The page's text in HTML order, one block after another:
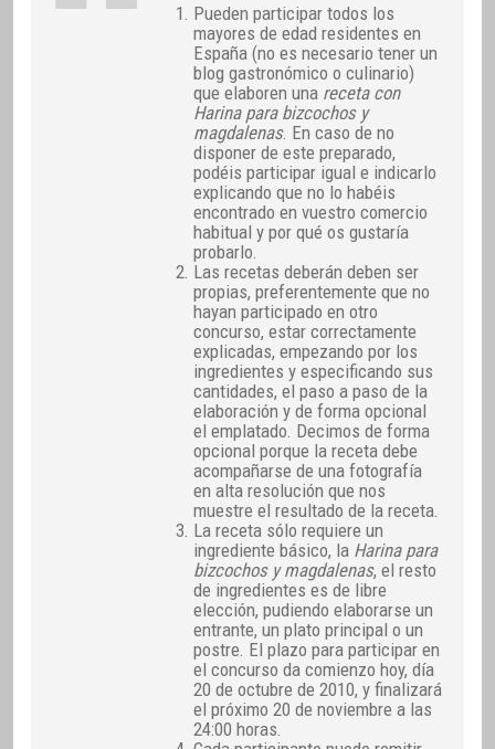
Pueden participar todos los
mayores de edad residentes en
España (no es necesario tener un
blog gastronómico o culinario)
que elaboren una receta con
Harina para bizcochos y
magdalenas. En caso de no
disponer de este preparado,
podéis participar igual e indicarlo
explicando que no lo habéis
encontrado en vuestro comercio
habitual y por qué os gustaría
probarlo.
Las recetas deberán deben ser
propias, preferentemente que no
hayan participado en otro
concurso, estar correctamente
explicadas, empezando por los
ingredientes y especificando sus
cantidades, el paso a paso de la
elaboración y de forma opcional
el emplatado. Decimos de forma
opcional porque la receta debe
acompañarse de una fotografía
en alta resolución que nos
muestre el resultado de la receta.
La receta sólo requiere un
ingrediente básico, la Harina para
bizcochos y magdalenas, el resto
de ingredientes es de libre
elección, pudiendo elaborarse un
entrante, un plato principal o un
postre. El plazo para participar en
el concurso da comienzo hoy, día
20 de octubre de 2010, y finalizará
el próximo 20 de noviembre a las
24:00 horas.